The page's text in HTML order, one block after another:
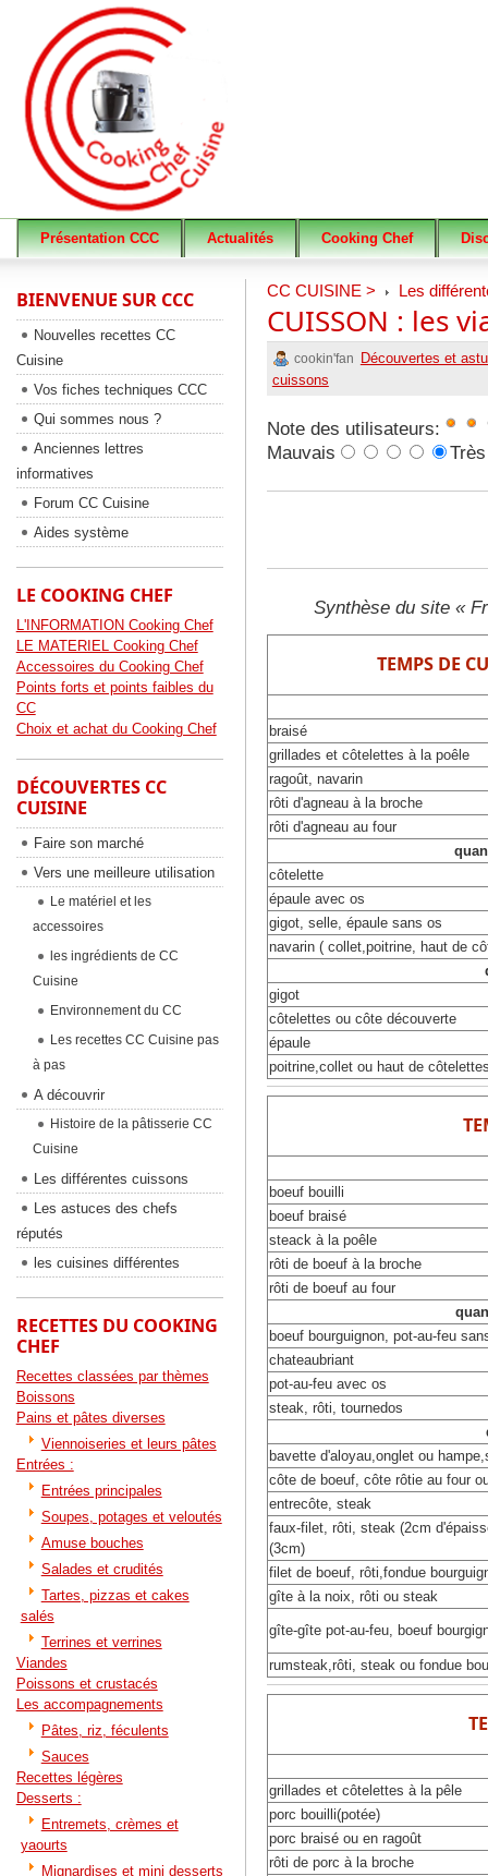
Présentation CCC Actualités Cooking Chef
CC CUISINE > Les
CUISSON : les
cookin'fan
Découvertes et
cuissons
Note des utilisateurs:
Mauvais
Synthèse du site «
TEMPS DE
braisé
grillades et côtelettes à la poêle
ragoût, navarin
rôti d'agneau à la broche
rôti d'agneau au four
côtelette
épaule avec os
gigot, selle, épaule sans os
navarin ( collet,poitrine, haut de
gigot
côtelettes ou côte découverte
épaule
poitrine,collet ou haut de
boeuf bouilli
boeuf braisé
steack à la poêle
rôti de boeuf à la broche
rôti de boeuf au four
boeuf bourguignon, pot-au-feu
chateaubriant
pot-au-feu avec os
steak, rôti, tournedos
bavette d'aloyau,onglet ou
côte de boeuf, côte rôtie au four
entrecôte, steak
faux-filet, rôti, steak (2cm
(3cm)
filet de boeuf, rôti,fondue
gîte à la noix, rôti ou steak
gîte-gîte pot-au-feu, boeuf
rumsteak,rôti, steak ou fondue
grillades et côtelettes à la pêle
porc bouilli(potée)
porc braisé ou en ragoût
rôti de porc à la broche
BIENVENUE SUR CCC
Nouvelles recettes CC
Cuisine
Vos fiches techniques CCC
Qui sommes nous ?
Anciennes lettres
informatives
Forum CC Cuisine
Aides système
LE COOKING CHEF
L'INFORMATION Cooking Chef
LE MATERIEL Cooking Chef
Accessoires du Cooking Chef
Points forts et points faibles du
CC
Choix et achat du Cooking Chef
DÉCOUVERTES CC
CUISINE
Faire son marché
Vers une meilleure utilisation
Le matériel et les
accessoires
les ingrédients de CC
Cuisine
Environnement du CC
Les recettes CC Cuisine pas
à pas
A découvrir
Histoire de la pâtisserie CC
Cuisine
Les différentes cuissons
Les astuces des chefs
réputés
les cuisines différentes
RECETTES DU COOKING
CHEF
Recettes classées par thèmes
Boissons
Pains et pâtes diverses
Viennoiseries et leurs pâtes
Entrées :
Entrées principales
Soupes, potages et veloutés
Amuse bouches
Salades et crudités
Tartes, pizzas et cakes
salés
Terrines et verrines
Viandes
Poissons et crustacés
Les accompagnements
Pâtes, riz, féculents
Sauces
Recettes légères
Desserts :
Entremets, crèmes et
yaourts
Mignardises et mini desserts